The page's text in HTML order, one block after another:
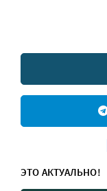
ЭТО АКТУАЛЬНО!